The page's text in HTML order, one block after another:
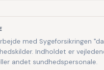
med Sygeforsikringen
Indholdet er
andet sundhedspersonale.